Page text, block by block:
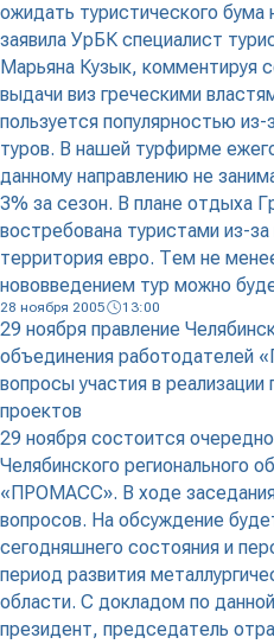
ожидать туристического бума
заявила УрБК специалист
Марьяна Кузык, комментируя
выдачи виз греческими
пользуется популярностью
туров. В нашей турфирме
данному направлению не
3% за сезон. В плане отдыха
востребована туристами из-
территория евро. Тем не
нововведением тур можно
28 ноября 2005 13:00
29 ноября правление
объединения работодателей
вопросы участия в
проектов
29 ноября состоится
Челябинского регионального
«ПРОМАСС». В ходе
вопросов. На обсуждение
сегодняшнего состояния и
период развития
области. С докладом по
президент, председатель